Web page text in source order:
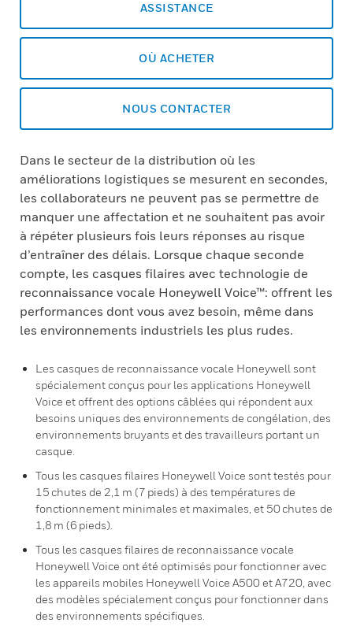
ASSISTANCE
OÙ ACHETER
NOUS CONTACTER
Dans le secteur de la distribution où les
améliorations logistiques se mesurent en secondes,
les collaborateurs ne peuvent pas se permettre de
manquer une affectation et ne souhaitent pas avoir
à répéter plusieurs fois leurs réponses au risque
d’entraîner des délais. Lorsque chaque seconde
compte, les casques filaires avec technologie de
reconnaissance vocale Honeywell Voice™: offrent les
performances dont vous avez besoin, même dans
les environnements industriels les plus rudes.
Les casques de reconnaissance vocale Honeywell sont
spécialement conçus pour les applications Honeywell
Voice et offrent des options câblées qui répondent aux
besoins uniques des environnements de congélation, des
environnements bruyants et des travailleurs portant un
casque.
Tous les casques filaires Honeywell Voice sont testés pour
15 chutes de 2,1 m (7 pieds) à des températures de
fonctionnement minimales et maximales, et 50 chutes de
1,8 m (6 pieds).
Tous les casques filaires de reconnaissance vocale
Honeywell Voice ont été optimisés pour fonctionner avec
les appareils mobiles Honeywell Voice A500 et A720, avec
des modèles spécialement conçus pour fonctionner dans
des environnements spécifiques.